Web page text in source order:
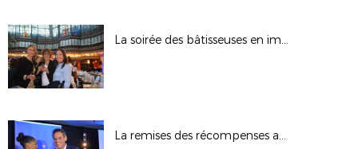
La soirée des bâtisseuses en images
La remises des récompenses aux bâtisseuses